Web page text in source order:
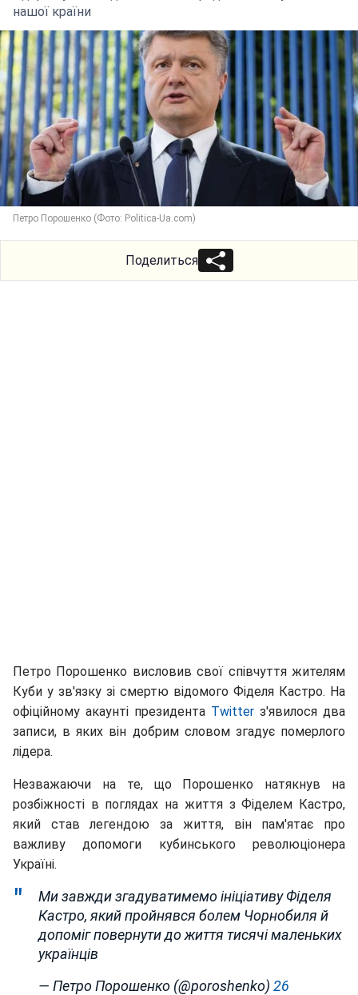
нашої країни
Петро Порошенко (Фото: Politica-Ua.com)
Поделиться
Петро Порошенко висловив свої співчуття жителям
Куби у зв'язку зі смертю відомого Фіделя Кастро. На
офіційному акаунті президента Twitter з'явилося два
записи, в яких він добрим словом згадує померлого
лідера.
Незважаючи на те, що Порошенко натякнув на
розбіжності в поглядах на життя з Фіделем Кастро,
який став легендою за життя, він пам'ятає про
важливу допомоги кубинського революціонера
Україні.
Ми завжди згадуватимемо ініціативу Фіделя
Кастро, який пройнявся болем Чорнобиля й
допоміг повернути до життя тисячі маленьких
українців
— Петро Порошенко (@poroshenko) 26